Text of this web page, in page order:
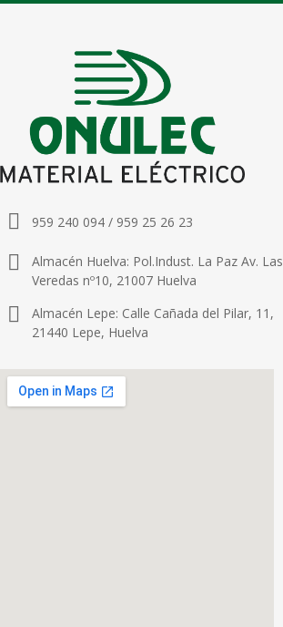
959 240 094 / 959 25 26 23
Almacén Huelva: Pol.Indust. La Paz Av. Las
Veredas nº10, 21007 Huelva
Almacén Lepe: Calle Cañada del Pilar, 11,
21440 Lepe, Huelva